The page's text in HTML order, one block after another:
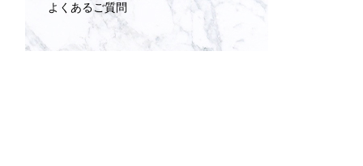
よくあるご質問